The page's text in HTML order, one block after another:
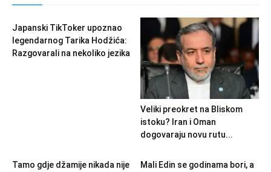
Japanski TikToker upoznao
legendarnog Tarika Hodžića:
Razgovarali na nekoliko jezika
Veliki preokret na Bliskom
istoku? Iran i Oman
dogovaraju novu rutu...
Tamo gdje džamije nikada nije
Mali Edin se godinama bori, a